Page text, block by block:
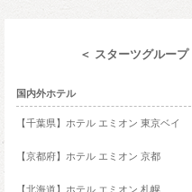
＜ スターツグルー
国内外ホテル
【千葉県】ホテル エミオン 東京ベイ
【京都府】ホテル エミオン 京都
【北海道】ホテル エミオン 札幌